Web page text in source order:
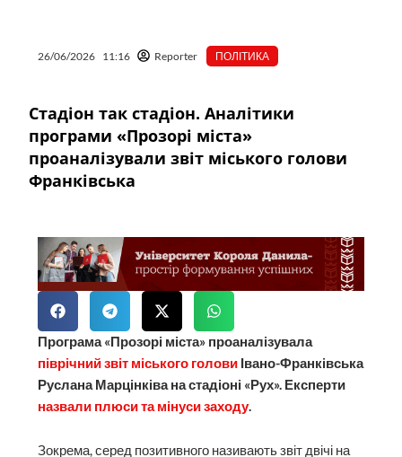
26/06/2026 11:16 Reporter ПОЛІТИКА
Стадіон так стадіон. Аналітики
програми «Прозорі міста»
проаналізували звіт міського голови
Франківська
Програма «Прозорі міста» проаналізувала
піврічний звіт міського голови Івано-Франківська
Руслана Марцінківа на стадіоні «Рух». Експерти
назвали плюси та мінуси заходу.
Зокрема, серед позитивного називають звіт двічі на